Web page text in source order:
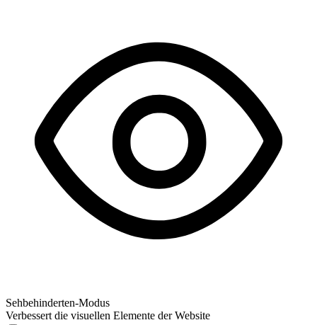
Sehbehinderten-Modus
Verbessert die visuellen Elemente der Website